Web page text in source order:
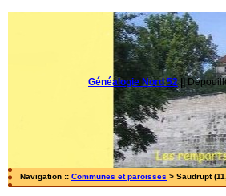
Généalogie Nord 52||
Navigation :: Communes et paroisses > Saudrupt